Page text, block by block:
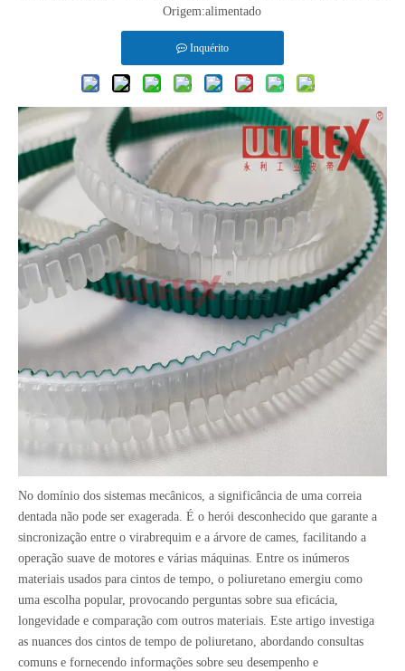
Origem:alimentado
Inquérito
No domínio dos sistemas mecânicos, a significância de uma correia
dentada não pode ser exagerada. É o herói desconhecido que garante a
sincronização entre o virabrequim e a árvore de cames, facilitando a
operação suave de motores e várias máquinas. Entre os inúmeros
materiais usados ​​para cintos de tempo, o poliuretano emergiu como
uma escolha popular, provocando perguntas sobre sua eficácia,
longevidade e comparação com outros materiais. Este artigo investiga
as nuances dos cintos de tempo de poliuretano, abordando consultas
comuns e fornecendo informações sobre seu desempenho e